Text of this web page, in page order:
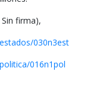
firma),
030n3est
016n1pol